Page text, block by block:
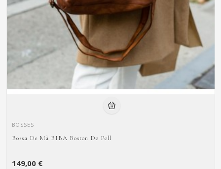
BOSSES
Bossa De Mà BIBA Boston De Pell
149,00 €